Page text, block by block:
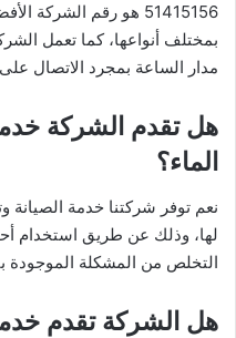
51415156 هو رقم
بمختلف أنواعها، كما تعمل
مدار الساعة بمجرد الاتصال
هل تقدم الشركة
الماء؟
نعم توفر شركتنا خدمة الصيانة
لها، وذلك عن طريق استخدام
التخلص من المشكلة الموجودة
هل الشركة تقدم